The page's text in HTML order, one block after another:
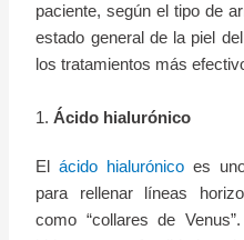
paciente, según el tipo de
estado general de la piel
los tratamientos más
1.Ácido hialurónico
Elácido hialurónicoes uno
para rellenar líneas
como “collares de